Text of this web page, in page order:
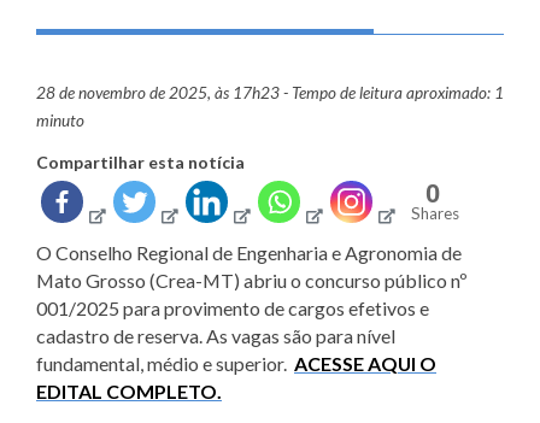
28 de novembro de 2025, às 17h23 - Tempo de leitura aproximado: 1
minuto
Compartilhar esta notícia
0
Shares
O Conselho Regional de Engenharia e Agronomia de
Mato Grosso (Crea-MT) abriu o concurso público nº
001/2025 para provimento de cargos efetivos e
cadastro de reserva. As vagas são para nível
fundamental, médio e superior. ACESSE AQUI O
EDITAL COMPLETO.